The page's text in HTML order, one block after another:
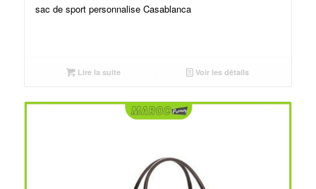
sac de sport personnalise Casablanca
Lire la suite Voir les détails